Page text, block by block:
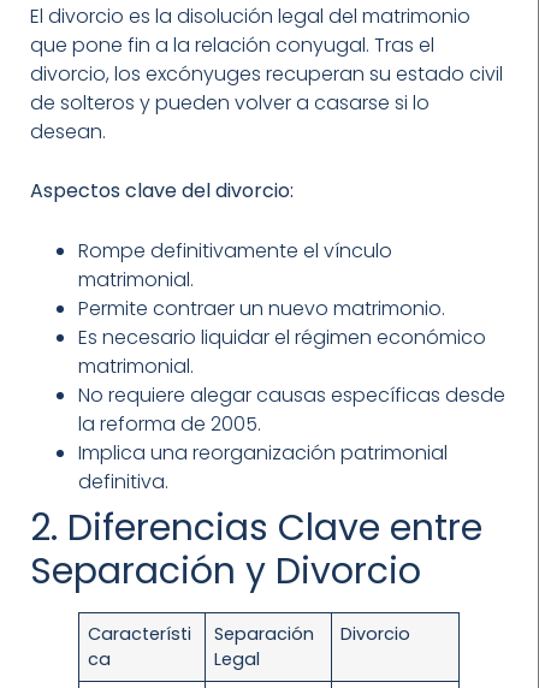
El divorcio es la disolución legal del matrimonio
que pone fin a la relación conyugal. Tras el
divorcio, los excónyuges recuperan su estado civil
de solteros y pueden volver a casarse si lo
desean.
Aspectos clave del divorcio:
Rompe definitivamente el vínculo
matrimonial.
Permite contraer un nuevo matrimonio.
Es necesario liquidar el régimen económico
matrimonial.
No requiere alegar causas específicas desde
la reforma de 2005.
Implica una reorganización patrimonial
definitiva.
2. Diferencias Clave entre
Separación y Divorcio
Característi
ca
Separación
Legal
Divorcio